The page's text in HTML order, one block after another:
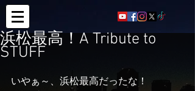
浜松最高！A Tribute to
STUFF
いやぁ～、浜松最高だったな！